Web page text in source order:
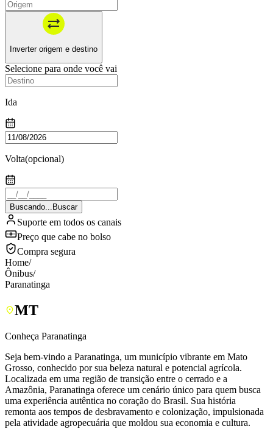
Inverter origem e destino
Selecione para onde você vai
Ida
Volta(opcional)
Buscando... Buscar
Suporte em todos os canais
Preço que cabe no bolso
Compra segura
Home/
Ônibus/
Paranatinga
MT
Conheça Paranatinga
Seja bem-vindo a Paranatinga, um município vibrante em Mato
Grosso, conhecido por sua beleza natural e potencial agrícola.
Localizada em uma região de transição entre o cerrado e a
Amazônia, Paranatinga oferece um cenário único para quem busca
uma experiência autêntica no coração do Brasil. Sua história
remonta aos tempos de desbravamento e colonização, impulsionada
pela atividade agropecuária que moldou sua economia e cultura.